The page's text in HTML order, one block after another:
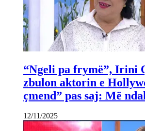
“Ngeli pa frymë”, Irini
zbulon aktorin e
çmend” pas saj: Më
12/11/2025